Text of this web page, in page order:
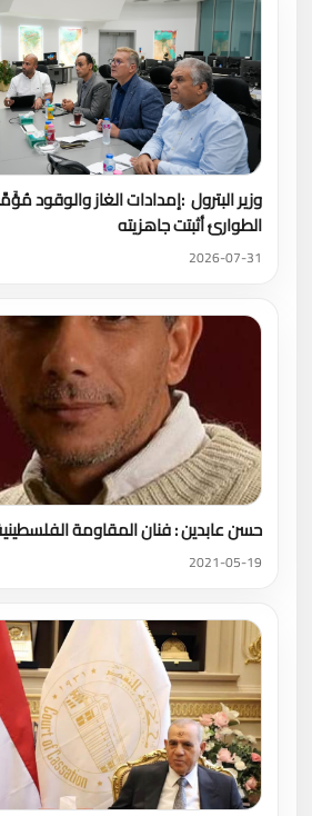
وزير البترول :إمدادات الغاز والوقود
الطوارئ أثبتت جاهزيته
2026-07-31
حسن عابدين : فنان المقاومة
2021-05-19